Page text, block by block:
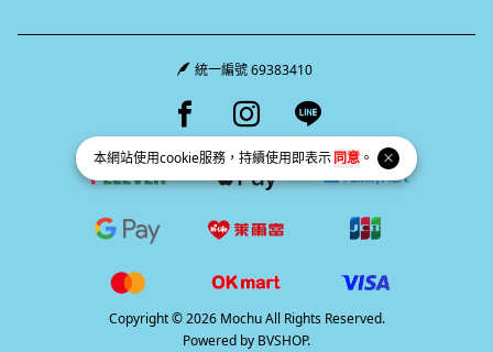
本網站使用cookie服務，持續使用即表示同意 。
統一編號 69383410
Facebook page
Instagram page
Line page
Copyright © 2026 Mochu All Rights Reserved.
Powered by BVSHOP.